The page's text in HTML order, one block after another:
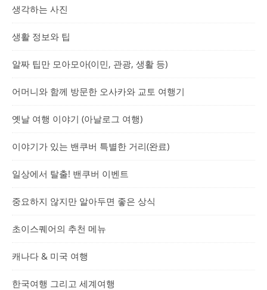
생각하는 사진
생활 정보와 팁
알짜 팁만 모아모아(이민, 관광, 생활 등)
어머니와 함께 방문한 오사카와 교토 여행기
옛날 여행 이야기 (아날로그 여행)
이야기가 있는 밴쿠버 특별한 거리(완료)
일상에서 탈출! 밴쿠버 이벤트
중요하지 않지만 알아두면 좋은 상식
초이스퀘어의 추천 메뉴
캐나다 & 미국 여행
한국여행 그리고 세계여행